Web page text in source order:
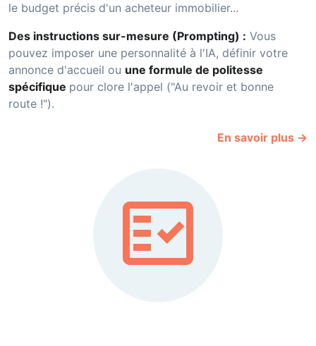
le budget précis d'un acheteur immobilier...
Des instructions sur-mesure (Prompting) : Vous
pouvez imposer une personnalité à l'IA, définir votre
annonce d'accueil ou une formule de politesse
spécifique pour clore l'appel ("Au revoir et bonne
route !").
En savoir plus →
fact_check